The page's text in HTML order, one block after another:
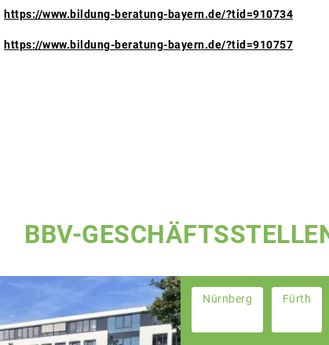
https://www.bildung-beratung-bayern.de/?tid=910734
https://www.bildung-beratung-bayern.de/?tid=910757
BBV-
Nürnberg Fürth